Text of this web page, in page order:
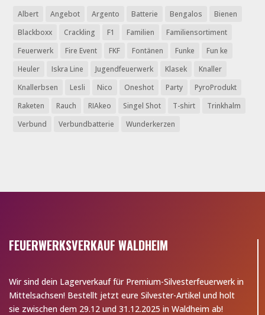
Albert Angebot Argento Batterie Bengalos
Bienen
Blackboxx
Crackling F1 Familien
Familiensortiment
Feuerwerk
Fire Event FKF Fontänen Funke
Fun ke
Heuler
Iskra Line Jugendfeuerwerk Klasek
Knaller
Knallerbsen
Lesli Nico Oneshot Party
PyroProdukt
Raketen
Rauch RIAkeo Singel Shot T-shirt
Trinkhalm
Verbund
Verbundbatterie Wunderkerzen
FEUERWERKSVERKAUF WALDHEIM
Wir sind dein Lagerverkauf für Premium-Silvesterfeuerwerk in
Mittelsachsen! Bestellt jetzt eure Silvester-Artikel und holt
sie zwischen dem 29.12 und 31.12.2025 in Waldheim ab!